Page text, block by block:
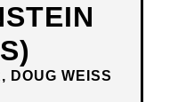
DOUG WEISS